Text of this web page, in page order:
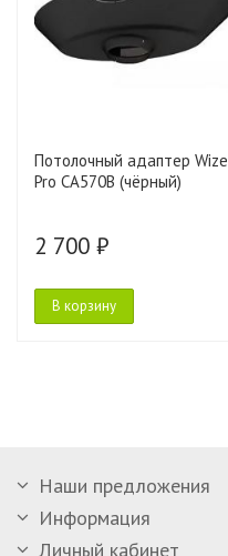
Потолочный адаптер Wize
Pro CA570B (чёрный)
2 700 ₽
В корзину
Наши предложения
Информация
Личный кабинет